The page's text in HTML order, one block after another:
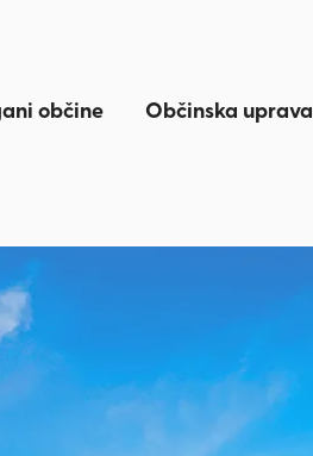
občine Občinska uprava